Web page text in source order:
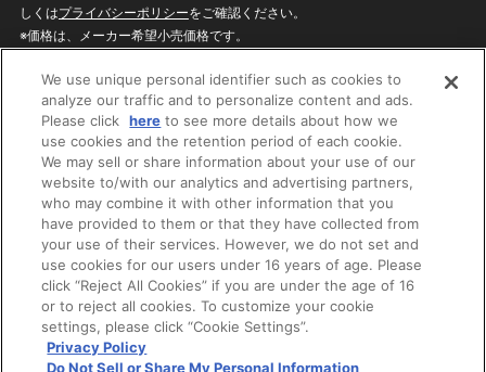
しくはプライバシーポリシーをご確認ください。
※価格は、メーカー希望小売価格です。
ざいますのでご了承ください。
privacypolicy
Do Not Sell or Share My
Personal Information
ウェブサイトご利用条件
ソーシャルメディアポリシー
個人情報保護方針
お問い合わせ
©BANDAI
We use unique personal identifier such as cookies to
analyze our traffic and to personalize content and ads.
Please click here to see more details about how we
use cookies and the retention period of each cookie.
We may sell or share information about your use of our
website to/with our analytics and advertising partners,
who may combine it with other information that you
have provided to them or that they have collected from
your use of their services. However, we do not set and
use cookies for our users under 16 years of age. Please
click “Reject All Cookies” if you are under the age of 16
or to reject all cookies. To customize your cookie
settings, please click “Cookie Settings”.
Privacy Policy
Do Not Sell or Share My Personal Information